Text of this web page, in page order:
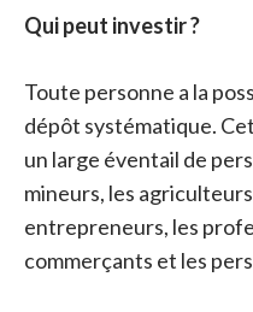
Qui peut investir ?
Toute personne a la
dépôt systématique.
un large éventail de
mineurs, les
entrepreneurs, les
commerçants et les